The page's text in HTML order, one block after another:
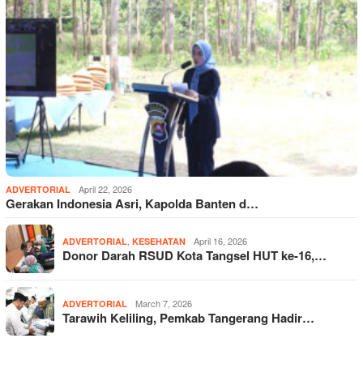
ADVERTORIAL April 22, 2026
Gerakan Indonesia Asri, Kapolda Banten d…
ADVERTORIAL KESEHATAN April 16, 2026
Donor Darah RSUD Kota Tangsel HUT ke-16,…
ADVERTORIAL March 7, 2026
Tarawih Keliling, Pemkab Tangerang Hadir…